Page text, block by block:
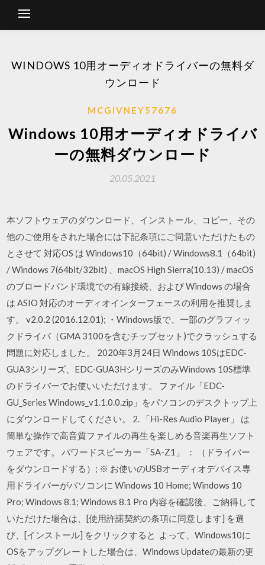
WINDOWS 10用オーディオドライバーの無料ダ
ウンロード
MCGIVNEY57676
Windows 10用オーディオドライバ
ーの無料ダウンロード
20.05.2021
本ソフトウェアのダウンロード、インストール、コピー、その
他のご使用をされた場合には下記条項にご同意いただけたもの
とさせて 対応OS は Windows10（64bit) / Windows8.1（64bit)
/ Windows 7(64bit/32bit) 、macOS High Sierra(10.13) / macOS
のブロードバンド環境での有線接続、および Windows の場合
は ASIO 対応のオーディオインターフェースの利用を推奨しま
す。 v2.0.2 (2016.12.01); ・Windows版で、一部のグラフィッ
クドライバ（GMA 3100を含むチップセット)でクラッシュする
問題に対応しました。 2020年3月24日 Windows 10SはEDC-
GUA3シリーズ、EDC-GUA3HシリーズのみWindows 10S標準
のドライバーでお使いいただけます。 ファイル「EDC-
GU_Series Windows_v1.1.0.0.zip」をパソコンのデスクトップ上
にダウンロードしてください。 2. 「Hi-Res Audio Player」 は
簡単な操作で高音質ファイルの再生を楽しめる音楽再生ソフト
ウェアです。 パワードスピーカー「SA-Z1」 ： （ドライバー
をダウンロードする）; ※ お使いのUSBオーディオデバイス専
用ドライバーがパソコンに Windows 10 Home; Windows 10
Pro; Windows 8.1; Windows 8.1 Pro 内容を確認後、ご納得して
いただけた場合は、[使用許諾契約の条項に同意します] を選
び、[インストール] をクリックすると よって、Windows10に
OSをアップグレートした場合は、Windows Updateの最新の更